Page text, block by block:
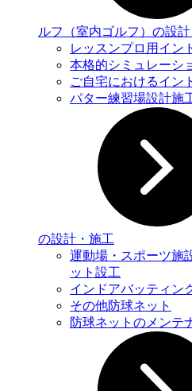
ルフ（室内ゴルフ）の設
レッスンプロ用イン
本格的シミュレーシ
ご自宅におけるイン
パター練習場設計施
の設計・施工
運動場・スポーツ施
ット設⼯
インドアバッティン
その他防球ネット
防球ネットのメンテ